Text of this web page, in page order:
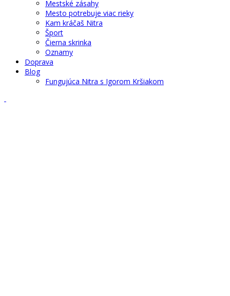
Mestské zásahy
Mesto potrebuje viac rieky
Kam kráčaš Nitra
Šport
Čierna skrinka
Oznamy
Doprava
Blog
Fungujúca Nitra s Igorom Kršiakom